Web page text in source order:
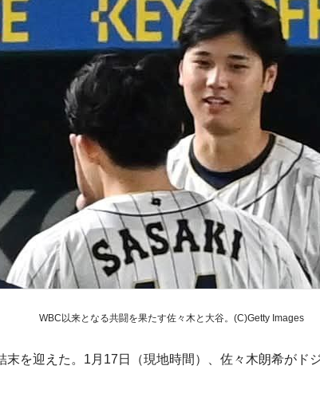
WBC以来となる共闘を果たす佐々木と大谷。(C)Getty Images
を迎えた。1月17日（現地時間）、佐々木朗希がド